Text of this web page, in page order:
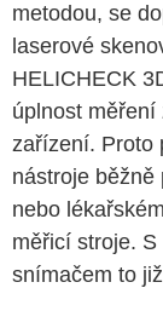
metodou, se
laserové
HELICHECK
úplnost
zařízení. Proto
nástroje běžně
nebo
měřicí stroje.
snímačem to